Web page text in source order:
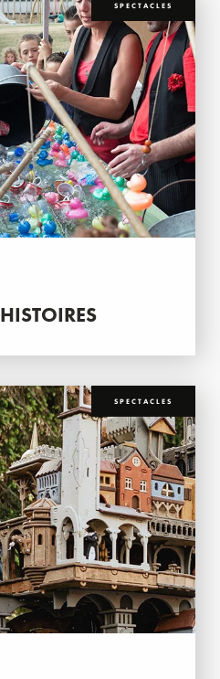
SPECTACLES
SPECTACLES